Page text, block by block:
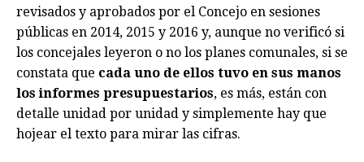
revisados y aprobados por el Concejo en sesiones
públicas en 2014, 2015 y 2016 y, aunque no verificó si
los concejales leyeron o no los planes comunales, si se
constata que cada uno de ellos tuvo en sus manos
los informes presupuestarios, es más, están con
detalle unidad por unidad y simplemente hay que
hojear el texto para mirar las cifras.